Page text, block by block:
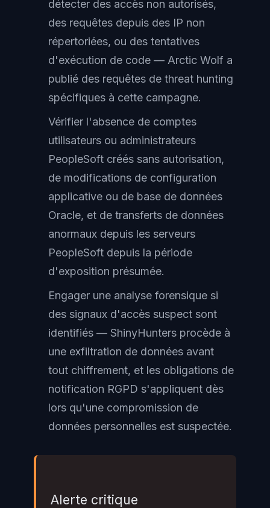
détecter des accès non autorisés,
des requêtes depuis des IP non
répertoriées, ou des tentatives
d'exécution de code — Arctic Wolf a
publié des requêtes de threat hunting
spécifiques à cette campagne.
Vérifier l'absence de comptes
utilisateurs ou administrateurs
PeopleSoft créés sans autorisation,
de modifications de configuration
applicative ou de base de données
Oracle, et de transferts de données
anormaux depuis les serveurs
PeopleSoft depuis la période
d'exposition présumée.
Engager une analyse forensique si
des signaux d'accès suspect sont
identifiés — ShinyHunters procède à
une exfiltration de données avant
tout chiffrement, et les obligations de
notification RGPD s'appliquent dès
lors qu'une compromission de
données personnelles est suspectée.
Alerte critique